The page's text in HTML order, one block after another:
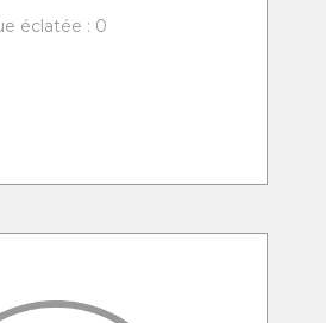
éclatée : 0